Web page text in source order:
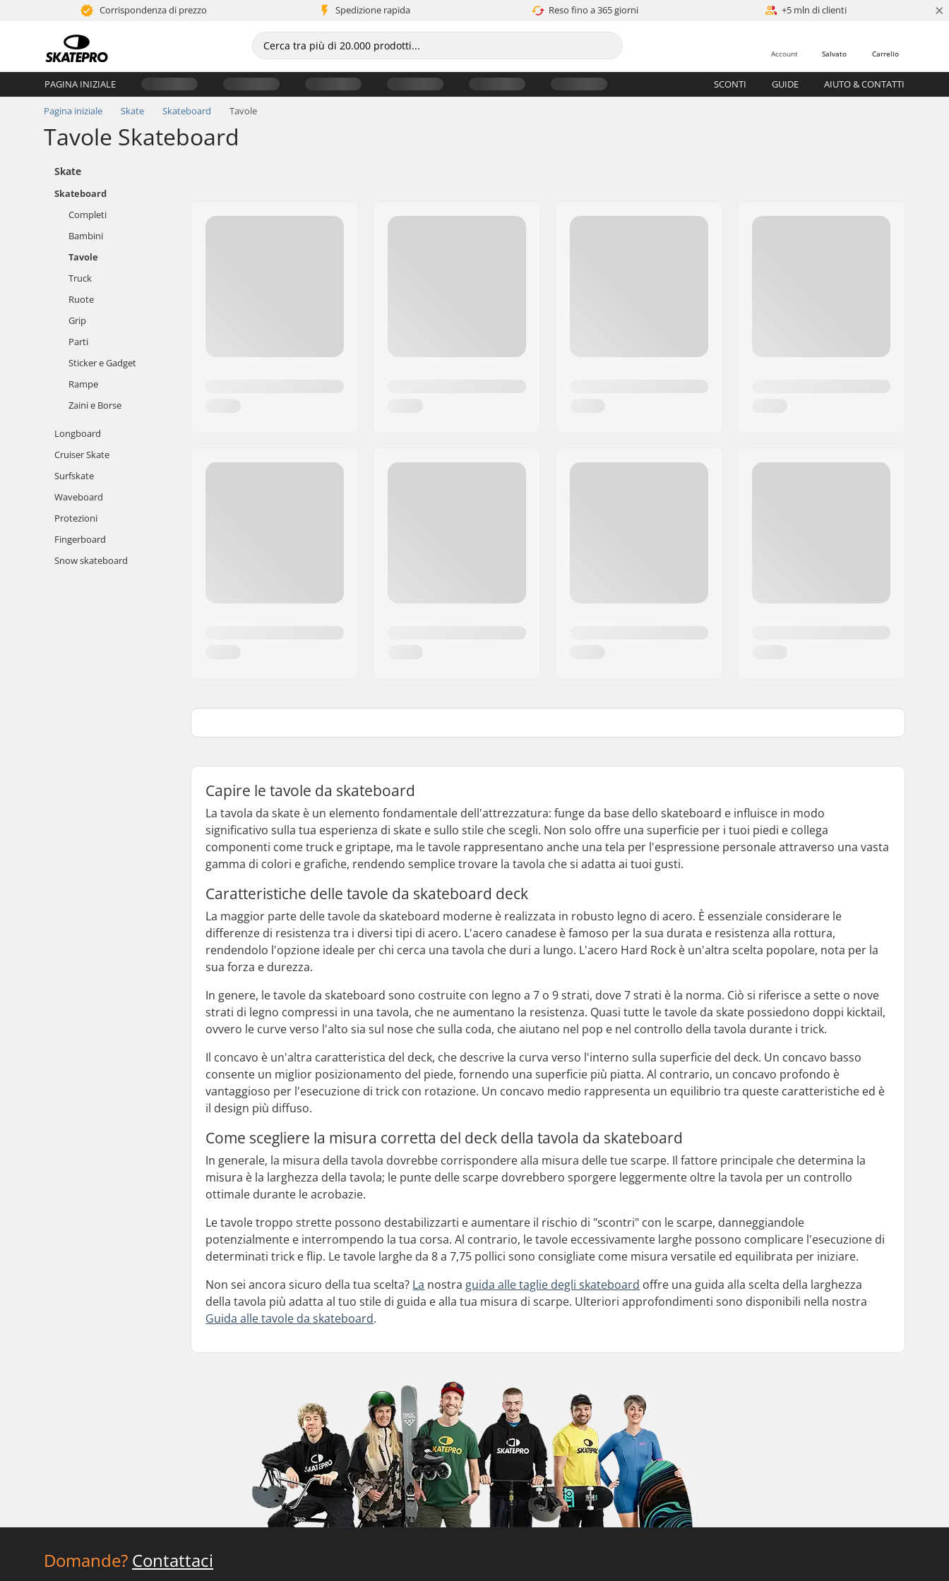
Corrispondenza di prezzo Spedizione rapida Reso fino a 365 giorni +5 mln di clienti ×
Carrello
Salvato
Account
PAGINA INIZIALE SCONTI GUIDE AIUTO & CONTATTI
Pagina iniziale Skate Skateboard Tavole
Tavole Skateboard
Skate
Skateboard
Completi
Bambini
Tavole
Truck
Ruote
Grip
Parti
Sticker e Gadget
Rampe
Zaini e Borse
Longboard
Cruiser Skate
Surfskate
Waveboard
Protezioni
Fingerboard
Snow skateboard
Capire le tavole da skateboard
La tavola da skate è un elemento fondamentale dell'attrezzatura: funge da base dello skateboard e influisce in modo
significativo sulla tua esperienza di skate e sullo stile che scegli. Non solo offre una superficie per i tuoi piedi e collega
componenti come truck e griptape, ma le tavole rappresentano anche una tela per l'espressione personale attraverso una vasta
gamma di colori e grafiche, rendendo semplice trovare la tavola che si adatta ai tuoi gusti.
Caratteristiche delle tavole da skateboard deck
La maggior parte delle tavole da skateboard moderne è realizzata in robusto legno di acero. È essenziale considerare le
differenze di resistenza tra i diversi tipi di acero. L'acero canadese è famoso per la sua durata e resistenza alla rottura,
rendendolo l'opzione ideale per chi cerca una tavola che duri a lungo. L'acero Hard Rock è un'altra scelta popolare, nota per la
sua forza e durezza.
In genere, le tavole da skateboard sono costruite con legno a 7 o 9 strati, dove 7 strati è la norma. Ciò si riferisce a sette o nove
strati di legno compressi in una tavola, che ne aumentano la resistenza. Quasi tutte le tavole da skate possiedono doppi kicktail,
ovvero le curve verso l'alto sia sul nose che sulla coda, che aiutano nel pop e nel controllo della tavola durante i trick.
Il concavo è un'altra caratteristica del deck, che descrive la curva verso l'interno sulla superficie del deck. Un concavo basso
consente un miglior posizionamento del piede, fornendo una superficie più piatta. Al contrario, un concavo profondo è
vantaggioso per l'esecuzione di trick con rotazione. Un concavo medio rappresenta un equilibrio tra queste caratteristiche ed è
il design più diffuso.
Come scegliere la misura corretta del deck della tavola da skateboard
In generale, la misura della tavola dovrebbe corrispondere alla misura delle tue scarpe. Il fattore principale che determina la
misura è la larghezza della tavola; le punte delle scarpe dovrebbero sporgere leggermente oltre la tavola per un controllo
ottimale durante le acrobazie.
Le tavole troppo strette possono destabilizzarti e aumentare il rischio di "scontri" con le scarpe, danneggiandole
potenzialmente e interrompendo la tua corsa. Al contrario, le tavole eccessivamente larghe possono complicare l'esecuzione di
determinati trick e flip. Le tavole larghe da 8 a 7,75 pollici sono consigliate come misura versatile ed equilibrata per iniziare.
Non sei ancora sicuro della tua scelta? La nostra guida alle taglie degli skateboard offre una guida alla scelta della larghezza
della tavola più adatta al tuo stile di guida e alla tua misura di scarpe. Ulteriori approfondimenti sono disponibili nella nostra
Guida alle tavole da skateboard.
Domande? Contattaci